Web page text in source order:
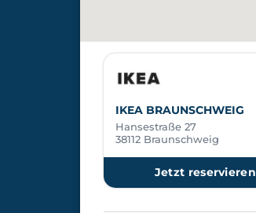
IKEA BRAUNSCHWEIG
Hansestraße 27
38112 Braunschweig
Jetzt reservieren